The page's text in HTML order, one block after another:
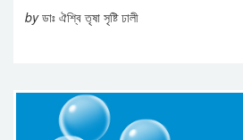
byডাঃ ঐশ্বি তৃষা সৃষ্টি ঢালী